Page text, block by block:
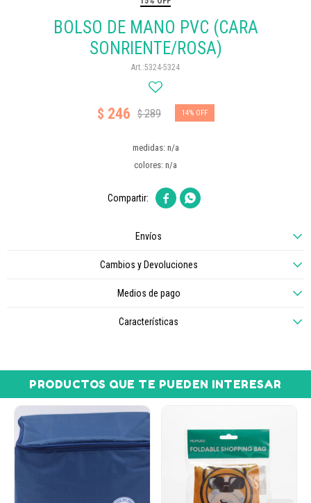
BOLSO DE MANO PVC (CARA
SONRIENTE/ROSA)
5324-5324
$ 246 $289 14
medidas: n/a
colores: n/a
 
Envíos
Cambios y Devoluciones
Medios de pago
Características
PRODUCTOS QUE TE PUEDEN INTERESAR